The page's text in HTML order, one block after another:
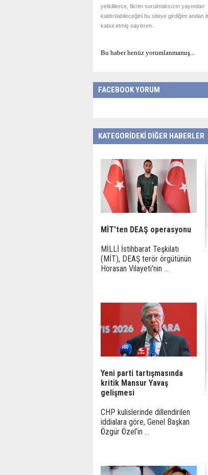
yetkililerce, fikrim sorulmaksızın yayından
kaldırılabileceğini bu siteye girdiğim andan
kabul etmiş sayılırım.
Bu haber henüz yorumlanmamış...
FACEBOOK YORUM
KATEGORİDEKİ DİĞER HABERLER
MİT'ten DEAŞ operasyonu
MİLLİ İstihbarat Teşkilatı
(MİT), DEAŞ terör örgütünün
Horasan Vilayeti'nin ...
Yeni parti tartışmasında
kritik Mansur Yavaş
gelişmesi
CHP kulislerinde dillendirilen
iddialara göre, Genel Başkan
Özgür Özel’in ...